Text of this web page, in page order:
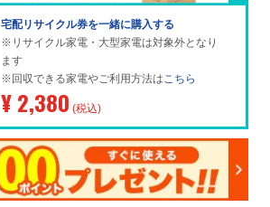
宅配リサイクル券を一緒に購入する
※リサイクル家電・大型家電は対象外となり
ます
※回収できる家電やご利用方法はこちら
¥ 2,380 (税込)